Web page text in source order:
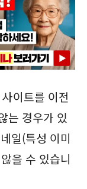
이트를 이전
는 경우가 있
일(특성 이미
을 수 있습니